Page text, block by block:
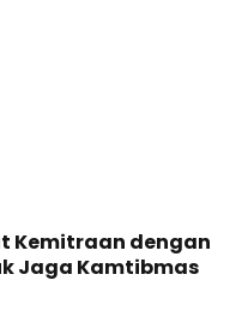
Kemitraan dengan
Jaga Kamtibmas